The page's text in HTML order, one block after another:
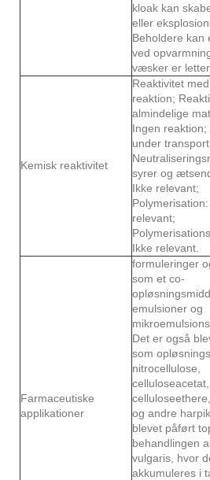
kloak kan
eller
Beholdere kan
ved
væsker er
Kemisk reaktivitet
Reaktivitet
reaktion;
almindelige
Ingen reaktion;
under
syrer og
Ikke relevant;
relevant;
Ikke relevant.
Farmaceutiske
applikationer
formuleringer
som et co-
emulsioner og
Det er også
som
nitrocellulose,
celluloseacetat,
og andre
blevet påført
behandlingen
vulgaris, hvor
akkumuleres i